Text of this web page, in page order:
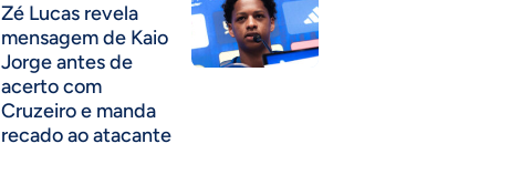
Zé Lucas revela
mensagem de Kaio
Jorge antes de
acerto com
Cruzeiro e manda
recado ao atacante